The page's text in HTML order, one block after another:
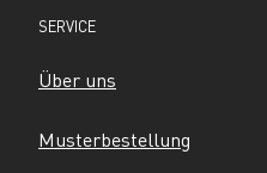
SERVICE
Über uns
Musterbestellung